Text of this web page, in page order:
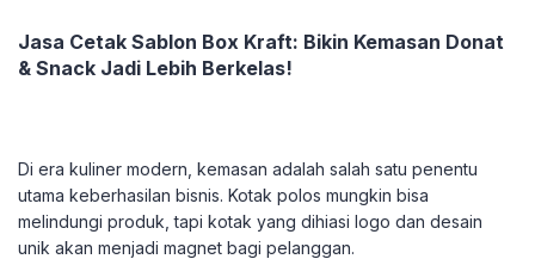
Jasa Cetak Sablon Box Kraft: Bikin Kemasan Donat
& Snack Jadi Lebih Berkelas!
Di era kuliner modern, kemasan adalah salah satu penentu
utama keberhasilan bisnis. Kotak polos mungkin bisa
melindungi produk, tapi kotak yang dihiasi logo dan desain
unik akan menjadi magnet bagi pelanggan.